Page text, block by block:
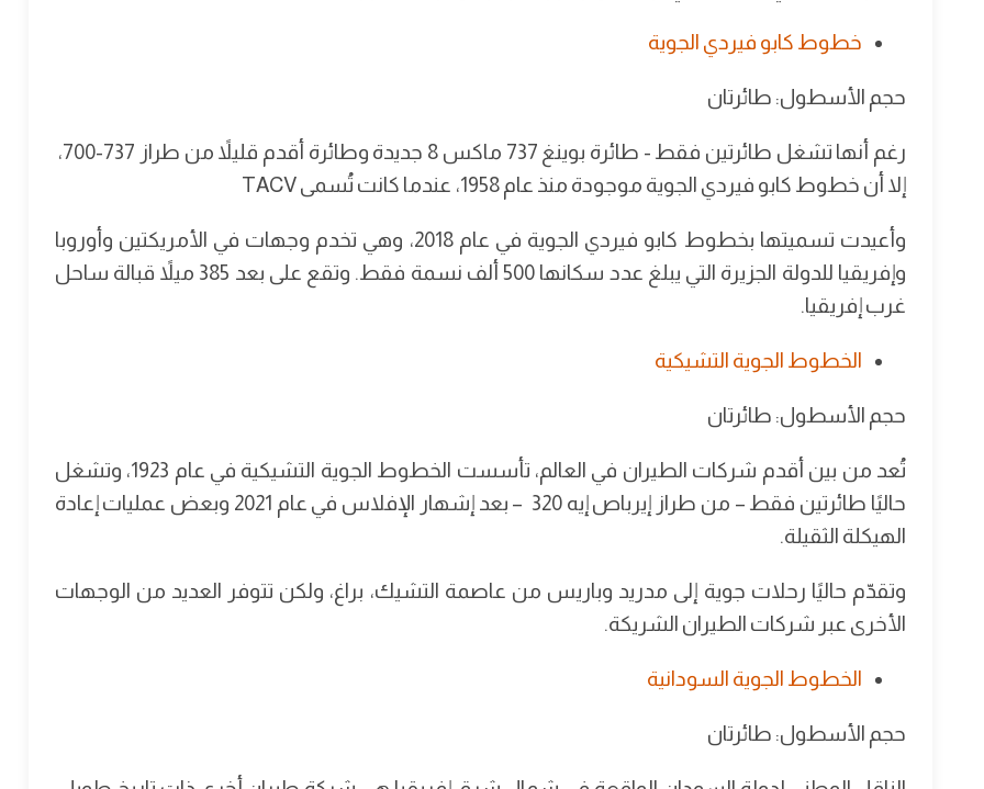
خطوط كابو فيردي الجوية
حجم الأسطول: طائرتان
رغم أنها تشغل طائرتين فقط - طائرة بوينغ 737 ماكس 8 جديدة وطائرة أقدم قليلاً من طراز 737-700،
إلا أن خطوط كابو فيردي الجوية موجودة منذ عام 1958، عندما كانت تُسمى TACV
وأعيدت تسميتها بخطوط كابو فيردي الجوية في عام 2018، وهي تخدم وجهات في الأمريكتين وأوروبا
وإفريقيا للدولة الجزيرة التي يبلغ عدد سكانها 500 ألف نسمة فقط. وتقع على بعد 385 ميلاً قبالة ساحل
غرب إفريقيا.
الخطوط الجوية التشيكية
حجم الأسطول: طائرتان
تُعد من بين أقدم شركات الطيران في العالم، تأسست الخطوط الجوية التشيكية في عام 1923، وتشغل
حاليًا طائرتين فقط – من طراز إيرباص إيه 320 – بعد إشهار الإفلاس في عام 2021 وبعض عمليات إعادة
الهيكلة الثقيلة.
وتقدّم حاليًا رحلات جوية إلى مدريد وباريس من عاصمة التشيك، براغ، ولكن تتوفر العديد من الوجهات
الأخرى عبر شركات الطيران الشريكة.
الخطوط الجوية السودانية
حجم الأسطول: طائرتان